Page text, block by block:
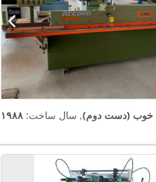
خوب (دست دوم), سال ساخت: ۱۹۸۸